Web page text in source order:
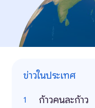
ข่าวในประเทศ
ก้าวคนละก้าว